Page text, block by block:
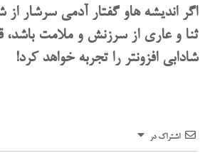
اگر اندیشه هاو گفتار آدمی سرشار
ثنا و عاری از سرزنش و ملامت باشد،
شادابی افزونتر را تجربه خواهد کرد!
اشتراک در